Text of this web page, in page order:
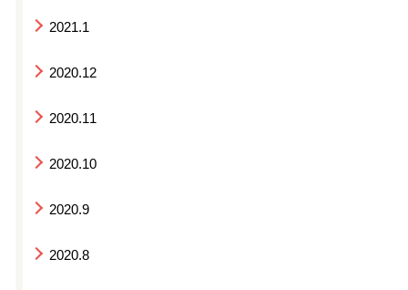
2021.1
2020.12
2020.11
2020.10
2020.9
2020.8